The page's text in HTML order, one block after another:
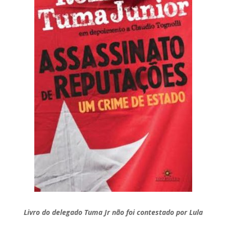
Livro do delegado Tuma Jr não foi contestado por Lula